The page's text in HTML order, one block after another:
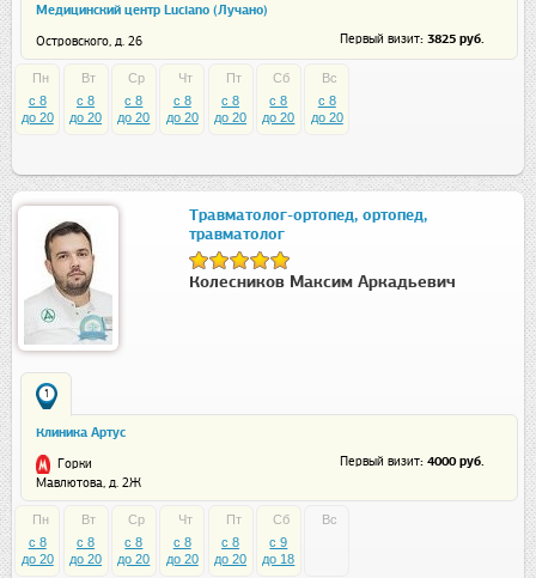
Медицинский центр Luciano (Лучано)
Островского, д. 26 Первый визит: 3825 руб.
Пн
c 8
до 20
Вт
c 8
до 20
Ср
c 8
до 20
Чт
c 8
до 20
Пт
c 8
до 20
Сб
c 8
до 20
Вс
c 8
до 20
Травматолог-ортопед, ортопед,
травматолог
Колесников Максим Аркадьевич
1
Клиника Артус
Горки
Мавлютова, д. 2Ж
Первый визит: 4000 руб.
Пн
c 8
до 20
Вт
c 8
до 20
Ср
c 8
до 20
Чт
c 8
до 20
Пт
c 8
до 20
Сб
c 9
до 18
Вс